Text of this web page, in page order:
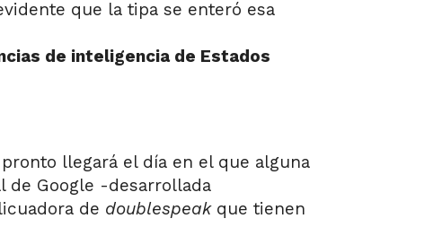
que la tipa se enteró esa
de inteligencia de Estados
llegará el día en el que alguna
de Google -desarrollada
de doublespeakque tienen